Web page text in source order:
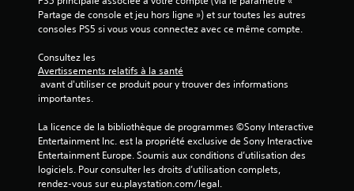
Partage de console et jeu hors ligne ») et sur toutes les autres
consoles PS5 si vous vous connectez avec ce même compte.
Consultez les
Avertissements relatifs à la santé
importantes.
La licence de la bibliothèque de programmes ©Sony Interactive
Entertainment Inc. est la propriété exclusive de Sony Interactive
Entertainment Europe. Soumis aux conditions d’utilisation des
logiciels. Pour consulter les droits d’utilisation complets,
rendez-vous sur eu.playstation.com/legal.